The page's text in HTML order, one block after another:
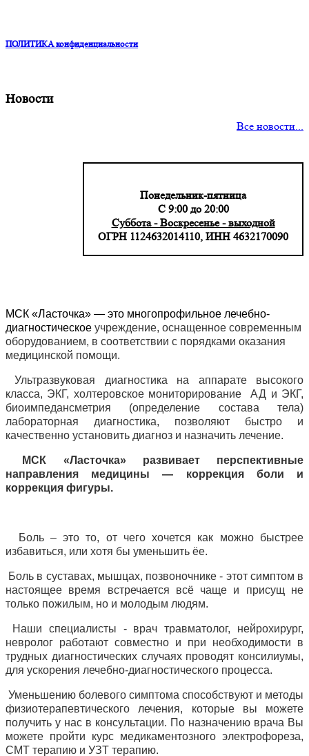
ПОЛИТИКА конфиденциальности
Новости
Все новости...
Понедельник-пятница
С 9:00 до 20:00
Суббота - Воскресенье - выходной
ОГРН 1124632014110, ИНН 4632170090
МСК «Ласточка» — это многопрофильное лечебно-
диагностическое учреждение, оснащенное современным
оборудованием, в соответствии с порядками оказания
медицинской помощи.
Ультразвуковая диагностика на аппарате высокого
класса, ЭКГ, холтеровское мониторирование АД и ЭКГ,
биоимпедансметрия (определение состава тела)
лабораторная диагностика, позволяют быстро и
качественно установить диагноз и назначить лечение.
МСК «Ласточка» развивает перспективные
направления медицины — коррекция боли и
коррекция фигуры.
Боль – это то, от чего хочется как можно быстрее
избавиться, или хотя бы уменьшить ёе.
Боль в суставах, мышцах, позвоночнике - этот симптом в
настоящее время встречается всё чаще и присущ не
только пожилым, но и молодым людям.
Наши специалисты - врач травматолог, нейрохирург,
невролог работают совместно и при необходимости в
трудных диагностических случаях проводят консилиумы,
для ускорения лечебно-диагностического процесса.
Уменьшению болевого симптома способствуют и методы
физиотерапевтического лечения, которые вы можете
получить у нас в консультации. По назначению врача Вы
можете пройти курс медикаментозного электрофореза,
СМТ терапию и УЗТ терапию.